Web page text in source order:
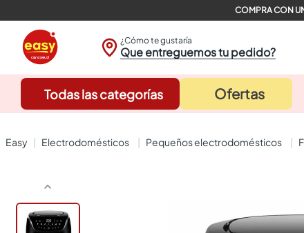
¿Cómo te gustaría
Que entreguemos tu pedido?
Todas las categorías Ofertas
electrodomésticos pequeños electrodomésticos